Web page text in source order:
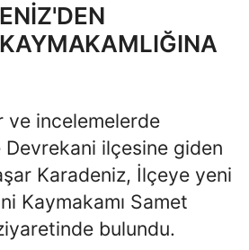
ve incelemelerde
ilçesine giden
Karadeniz, İlçeye yeni
Kaymakamı Samet
bulundu.